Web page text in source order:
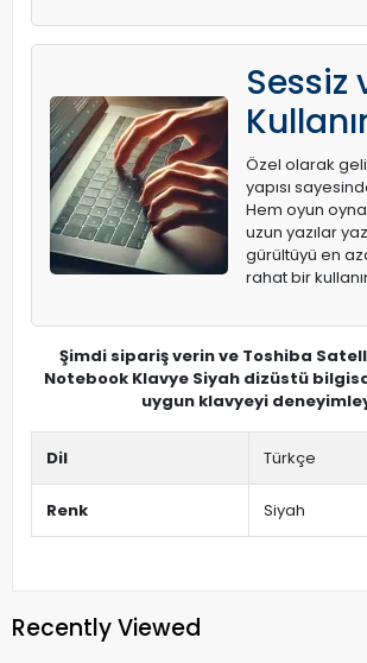
Sessiz
Özel olarak
yapısı
Hem oyun
uzun yazılar
gürültüyü en
rahat bir
Şimdi sipariş verin ve Toshiba
Notebook Klavye Siyah dizüstü
uygun klavyeyi
Dil Türkçe
Renk Siyah
Recently Viewed